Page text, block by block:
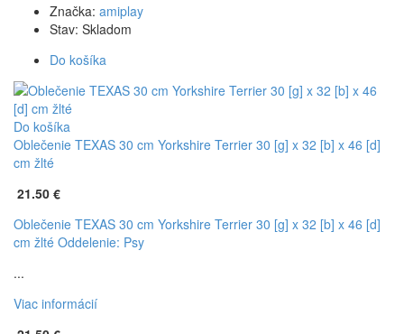
Značka: amiplay
Stav: Skladom
Do košíka
Do košíka
Oblečenie TEXAS 30 cm Yorkshire Terrier 30 [g] x 32 [b] x 46 [d]
cm žlté
21.50 €
Oblečenie TEXAS 30 cm Yorkshire Terrier 30 [g] x 32 [b] x 46 [d]
cm žlté Oddelenie: Psy
...
Viac informácií